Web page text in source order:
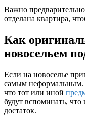
Важно
отделана квартира,
Как
новосельем
Если на новоселье
самым неформальным.
что тот или иной
будут вспоминать,
достаток.